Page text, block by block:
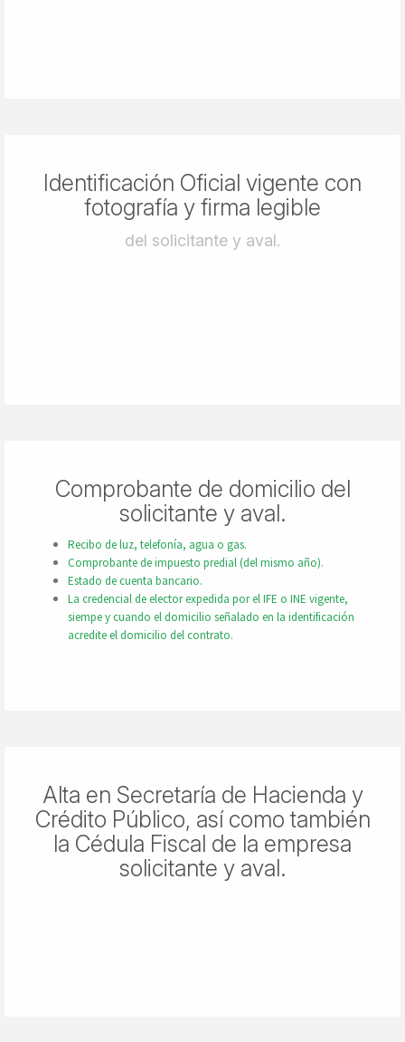
Identificación Oficial vigente con
fotografía y firma legible
del solicitante y aval.
Comprobante de domicilio del
solicitante y aval.
Recibo de luz, telefonía, agua o gas.
Comprobante de impuesto predial (del mismo año).
Estado de cuenta bancario.
La credencial de elector expedida por el IFE o INE vigente,
siempe y cuando el domicilio señalado en la identificación
acredite el domicilio del contrato.
Alta en Secretaría de Hacienda y
Crédito Público, así como también
la Cédula Fiscal de la empresa
solicitante y aval.